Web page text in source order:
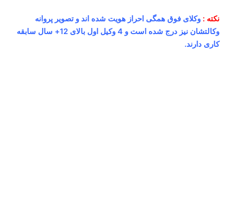
نکته : وکلای فوق همگی احراز هویت شده اند و تصویر پروانه
وکالتشان نیز درج شده است و 4 وکیل اول بالای 12+ سال سابقه
کاری دارند.